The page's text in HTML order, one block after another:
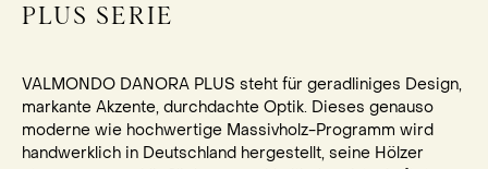
PLUS SERIE
VALMONDO DANORA PLUS steht für geradliniges Design,
markante Akzente, durchdachte Optik. Dieses genauso
moderne wie hochwertige Massivholz-Programm wird
handwerklich in Deutschland hergestellt, seine Hölzer